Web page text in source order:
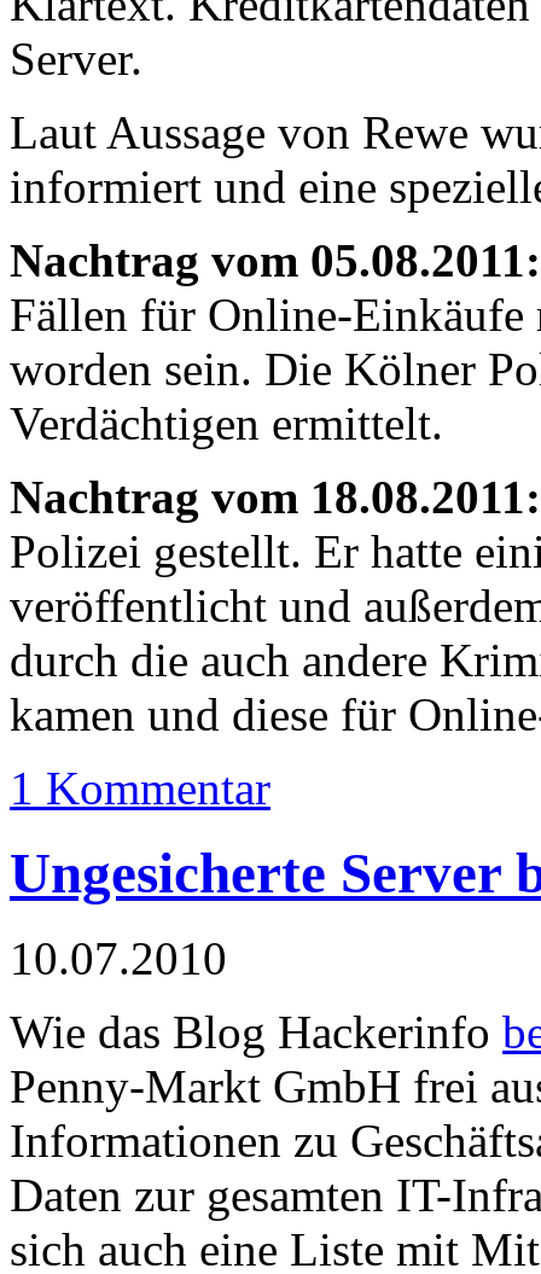
Server.
Laut Aussage von Rewe
informiert und eine
Nachtrag vom 05.08.2011:
Fällen für Online-Einkäufe
worden sein. Die Kölner
Verdächtigen ermittelt.
Nachtrag vom 18.08.2011:
Polizei gestellt. Er hatte
veröffentlicht und
durch die auch andere
kamen und diese für
1 Kommentar
Ungesicherte Server
10.07.2010
Wie das Blog Hackerinfo
Penny-Markt GmbH frei
Informationen zu
Daten zur gesamten IT-
sich auch eine Liste mit